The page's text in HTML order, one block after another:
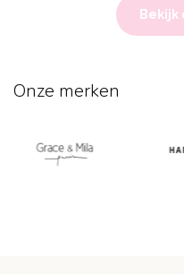
Onze merken